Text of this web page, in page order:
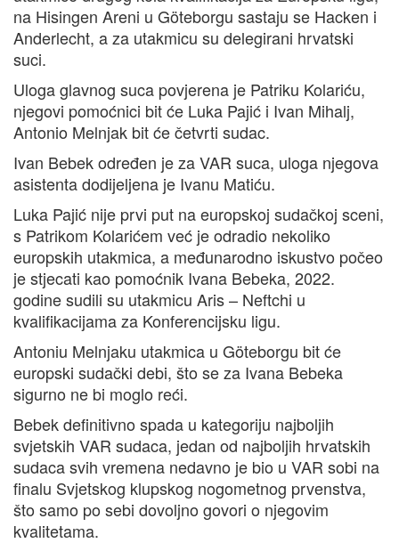
na Hisingen Areni u Göteborgu sastaju se Hacken i
Anderlecht, a za utakmicu su delegirani hrvatski
suci.
Uloga glavnog suca povjerena je Patriku Kolariću,
njegovi pomoćnici bit će Luka Pajić i Ivan Mihalj,
Antonio Melnjak bit će četvrti sudac.
Ivan Bebek određen je za VAR suca, uloga njegova
asistenta dodijeljena je Ivanu Matiću.
Luka Pajić nije prvi put na europskoj sudačkoj sceni,
s Patrikom Kolarićem već je odradio nekoliko
europskih utakmica, a međunarodno iskustvo počeo
je stjecati kao pomoćnik Ivana Bebeka, 2022.
godine sudili su utakmicu Aris – Neftchi u
kvalifikacijama za Konferencijsku ligu.
Antoniu Melnjaku utakmica u Göteborgu bit će
europski sudački debi, što se za Ivana Bebeka
sigurno ne bi moglo reći.
Bebek definitivno spada u kategoriju najboljih
svjetskih VAR sudaca, jedan od najboljih hrvatskih
sudaca svih vremena nedavno je bio u VAR sobi na
finalu Svjetskog klupskog nogometnog prvenstva,
što samo po sebi dovoljno govori o njegovim
kvalitetama.